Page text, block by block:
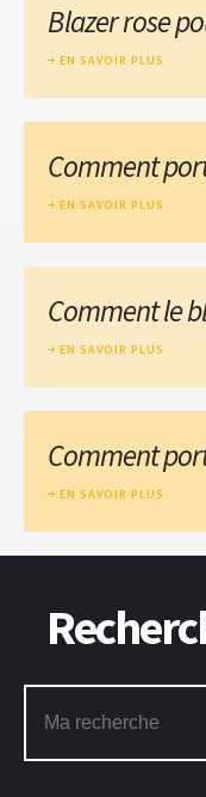
Blazer rose
EN SAVOIR PLUS
Comment
EN SAVOIR PLUS
Comment le
EN SAVOIR PLUS
Comment
EN SAVOIR PLUS